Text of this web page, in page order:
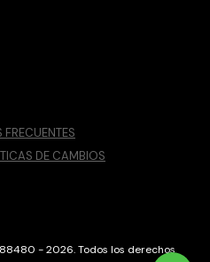
FRECUENTES
DE CAMBIOS
- 2026. Todos los derechos